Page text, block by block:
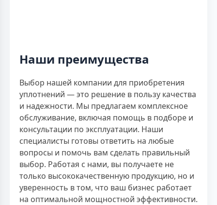
Наши преимущества
Выбор нашей компании для приобретения
уплотнений — это решение в пользу качества
и надежности. Мы предлагаем комплексное
обслуживание, включая помощь в подборе и
консультации по эксплуатации. Наши
специалисты готовы ответить на любые
вопросы и помочь вам сделать правильный
выбор. Работая с нами, вы получаете не
только высококачественную продукцию, но и
уверенность в том, что ваш бизнес работает
на оптимальной мощностной эффективности.